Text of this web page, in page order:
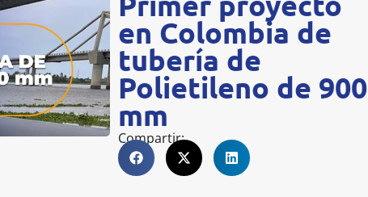
en Colombia de
tubería de
Polietileno de 900
mm
Compartir: